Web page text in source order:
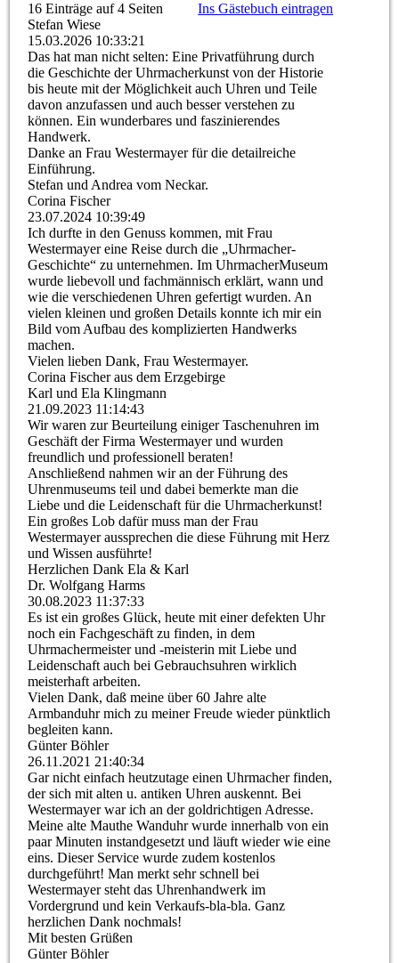
16 Einträge auf 4 Seiten
Ins Gästebuch eintragen
Stefan Wiese
15.03.2026 10:33:21
Das hat man nicht selten: Eine Privatführung durch
die Geschichte der Uhrmacherkunst von der Historie
bis heute mit der Möglichkeit auch Uhren und Teile
davon anzufassen und auch besser verstehen zu
können. Ein wunderbares und faszinierendes
Handwerk.
Danke an Frau Westermayer für die detailreiche
Einführung.
Stefan und Andrea vom Neckar.
Corina Fischer
23.07.2024 10:39:49
Ich durfte in den Genuss kommen, mit Frau
Westermayer eine Reise durch die „Uhrmacher-
Geschichte“ zu unternehmen. Im UhrmacherMuseum
wurde liebevoll und fachmännisch erklärt, wann und
wie die verschiedenen Uhren gefertigt wurden. An
vielen kleinen und großen Details konnte ich mir ein
Bild vom Aufbau des komplizierten Handwerks
machen.
Vielen lieben Dank, Frau Westermayer.
Corina Fischer aus dem Erzgebirge
Karl und Ela Klingmann
21.09.2023 11:14:43
Wir waren zur Beurteilung einiger Taschenuhren im
Geschäft der Firma Westermayer und wurden
freundlich und professionell beraten!
Anschließend nahmen wir an der Führung des
Uhrenmuseums teil und dabei bemerkte man die
Liebe und die Leidenschaft für die Uhrmacherkunst!
Ein großes Lob dafür muss man der Frau
Westermayer aussprechen die diese Führung mit Herz
und Wissen ausführte!
Herzlichen Dank Ela & Karl
Dr. Wolfgang Harms
30.08.2023 11:37:33
Es ist ein großes Glück, heute mit einer defekten Uhr
noch ein Fachgeschäft zu finden, in dem
Uhrmachermeister und -meisterin mit Liebe und
Leidenschaft auch bei Gebrauchsuhren wirklich
meisterhaft arbeiten.
Vielen Dank, daß meine über 60 Jahre alte
Armbanduhr mich zu meiner Freude wieder pünktlich
begleiten kann.
Günter Böhler
26.11.2021 21:40:34
Gar nicht einfach heutzutage einen Uhrmacher finden,
der sich mit alten u. antiken Uhren auskennt. Bei
Westermayer war ich an der goldrichtigen Adresse.
Meine alte Mauthe Wanduhr wurde innerhalb von ein
paar Minuten instandgesetzt und läuft wieder wie eine
eins. Dieser Service wurde zudem kostenlos
durchgeführt! Man merkt sehr schnell bei
Westermayer steht das Uhrenhandwerk im
Vordergrund und kein Verkaufs-bla-bla. Ganz
herzlichen Dank nochmals!
Mit besten Grüßen
Günter Böhler